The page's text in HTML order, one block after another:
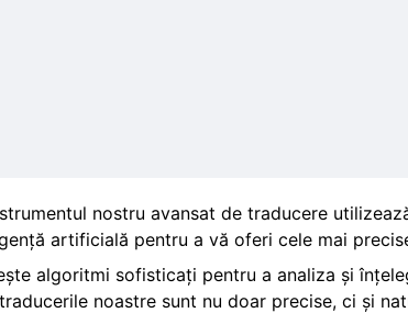
nostru avansat de traducere
artificială pentru a vă oferi cele mai
algoritmi sofisticați pentru a analiza și
noastre sunt nu doar precise, ci și